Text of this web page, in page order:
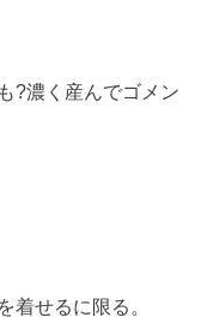
?濃く産んでゴメン
着せるに限る。